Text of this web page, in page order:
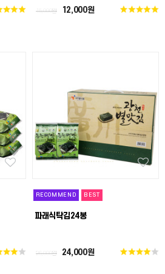
15,000원 12,000원
RECOMMEND BEST
파래식탁김24봉
26,000원 24,000원